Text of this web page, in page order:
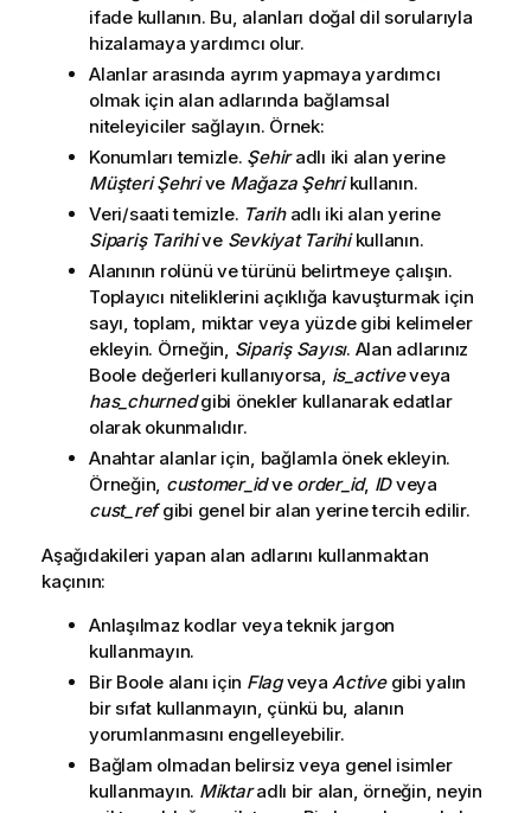
ifade kullanın. Bu, alanları doğal dil sorularıyla
hizalamaya yardımcı olur.
Alanlar arasında ayrım yapmaya yardımcı
olmak için alan adlarında bağlamsal
niteleyiciler sağlayın. Örnek:
Konumları temizle. Şehiradlı iki alan yerine
Müşteri Şehrive Mağaza Şehrikullanın.
Veri/saati temizle. Tarihadlı iki alan yerine
Sipariş Tarihive Sevkiyat Tarihikullanın.
Alanının rolünü ve türünü belirtmeye çalışın.
Toplayıcı niteliklerini açıklığa kavuşturmak için
sayı, toplam, miktar veya yüzde gibi kelimeler
ekleyin. Örneğin, Sipariş Sayısı. Alan adlarınız
Boole değerleri kullanıyorsa, is_activeveya
has_churnedgibi önekler kullanarak edatlar
olarak okunmalıdır.
Anahtar alanlar için, bağlamla önek ekleyin.
Örneğin, customer_idve order_id, IDveya
cust_refgibi genel bir alan yerine tercih edilir.
Aşağıdakileri yapan alan adlarını kullanmaktan
kaçının:
Anlaşılmaz kodlar veya teknik jargon
kullanmayın.
Bir Boole alanı için Flagveya Activegibi yalın
bir sıfat kullanmayın, çünkü bu, alanın
yorumlanmasını engelleyebilir.
Bağlam olmadan belirsiz veya genel isimler
kullanmayın. Miktaradlı bir alan, örneğin, neyin